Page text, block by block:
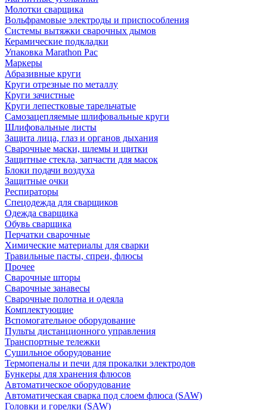
Молотки сварщика
Вольфрамовые электроды и приспособления
Системы вытяжки сварочных дымов
Керамические подкладки
Упаковка Marathon Pac
Маркеры
Абразивные круги
Круги отрезные по металлу
Круги зачистные
Круги лепестковые тарельчатые
Самозацепляемые шлифовальные круги
Шлифовальные листы
Защита лица, глаз и органов дыхания
Сварочные маски, шлемы и щитки
Защитные стекла, запчасти для масок
Блоки подачи воздуха
Защитные очки
Респираторы
Спецодежда для сварщиков
Одежда сварщика
Обувь сварщика
Перчатки сварочные
Химические материалы для сварки
Травильные пасты, спреи, флюсы
Прочее
Сварочные шторы
Сварочные занавесы
Сварочные полотна и одеяла
Комплектующие
Вспомогательное оборудование
Пульты дистанционного управления
Транспортные тележки
Сушильное оборудование
Термопеналы и печи для прокалки электродов
Бункеры для хранения флюсов
Автоматическое оборудование
Автоматическая сварка под слоем флюса (SAW)
Головки и горелки (SAW)